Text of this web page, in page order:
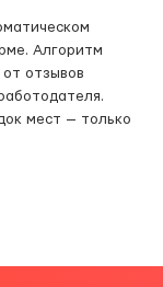
Алгоритм
отзывов
мест — только